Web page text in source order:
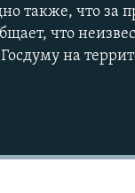
также, что
что
на